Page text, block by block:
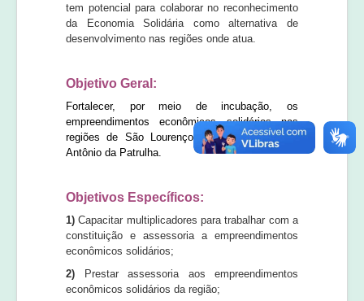
tem potencial para colaborar no reconhecimento
da Economia Solidária como alternativa de
desenvolvimento nas regiões onde atua.
Objetivo Geral:
Fortalecer, por meio de incubação, os
empreendimentos econômicos solidários nas
regiões de São Lourenço do Sul e de Santo
Antônio da Patrulha.
Objetivos Específicos:
1) Capacitar multiplicadores para trabalhar com a
constituição e assessoria a empreendimentos
econômicos solidários;
2) Prestar assessoria aos empreendimentos
econômicos solidários da região;